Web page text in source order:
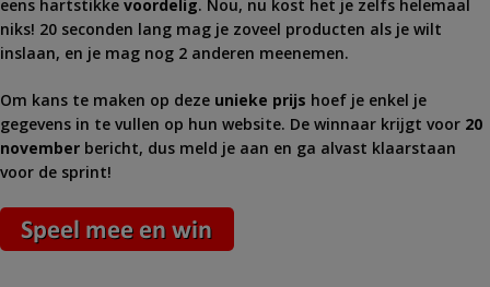
eens hartstikke voordelig. Nou, nu kost het je zelfs helemaal
niks! 20 seconden lang mag je zoveel producten als je wilt
inslaan, en je mag nog 2 anderen meenemen.
Om kans te maken op deze unieke prijs hoef je enkel je
gegevens in te vullen op hun website. De winnaar krijgt voor 20
november bericht, dus meld je aan en ga alvast klaarstaan
voor de sprint!